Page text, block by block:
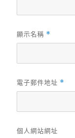
顯示名稱 *
電子郵件地址 *
個人網站網址